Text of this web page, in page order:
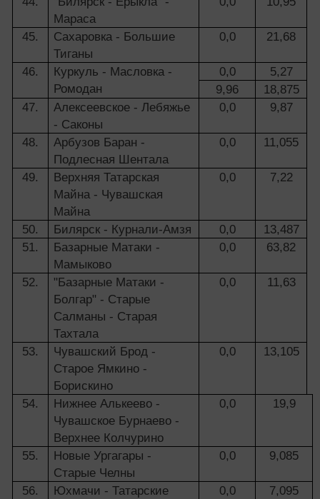
Мараса
45.
Сахаровка - Большие
Тиганы
0,0 21,68
46.
Куркуль - Масловка -
Ромодан
0,0
5,27
9,96
18,875
47.
Алексеевское - Лебяжье
- Саконы
0,0 9,87
48.
Арбузов Баран -
Подлесная Шентала
0,0 11,055
49.
Верхняя Татарская
Майна - Чувашская
Майна
0,0 7,22
50. Билярск - Курнали-Амзя 0,0
13,487
51.
Базарные Матаки -
Мамыково
0,0 63,82
52.
"Базарные Матаки -
Болгар" - Старые
Салманы - Старая
Тахтала
0,0 11,63
53.
Чувашский Брод -
Старое Ямкино -
Борискино
0,0 13,105
54.
Нижнее Алькеево -
Чувашское Бурнаево -
Верхнее Колчурино
0,0 19,9
55.
Новые Ургагары -
Старые Челны
0,0 9,085
56. Юхмачи - Татарские 0,0 7,095